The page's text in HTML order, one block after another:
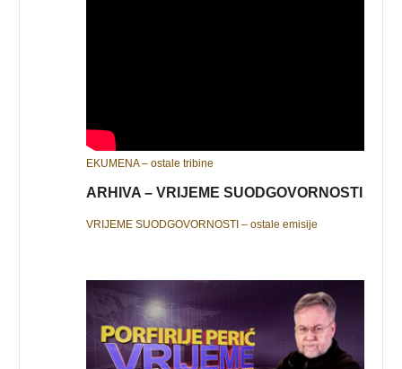
EKUMENA – ostale tribine
ARHIVA – VRIJEME SUODGOVORNOSTI
VRIJEME SUODGOVORNOSTI – ostale emisije